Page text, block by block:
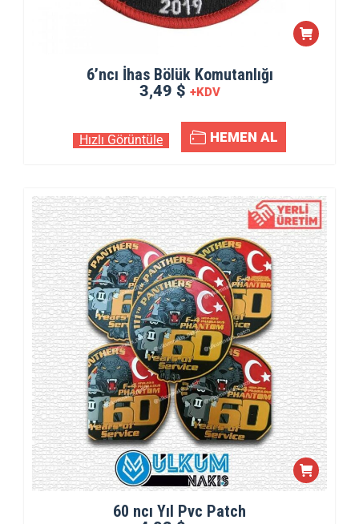
6’ncı İhas Bölük Komutanlığı
3,49 $ +KDV
Hızlı Görüntüle HEMEN AL
60 ncı Yıl Pvc Patch